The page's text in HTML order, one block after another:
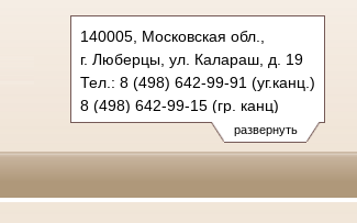
развернуть
140005, Московская обл.,
г. Люберцы, ул. Калараш, д. 19
Тел.: 8 (498) 642-99-91 (уг.канц.)
8 (498) 642-99-15 (гр. канц)
luberetzy.mo@sudrf.ru